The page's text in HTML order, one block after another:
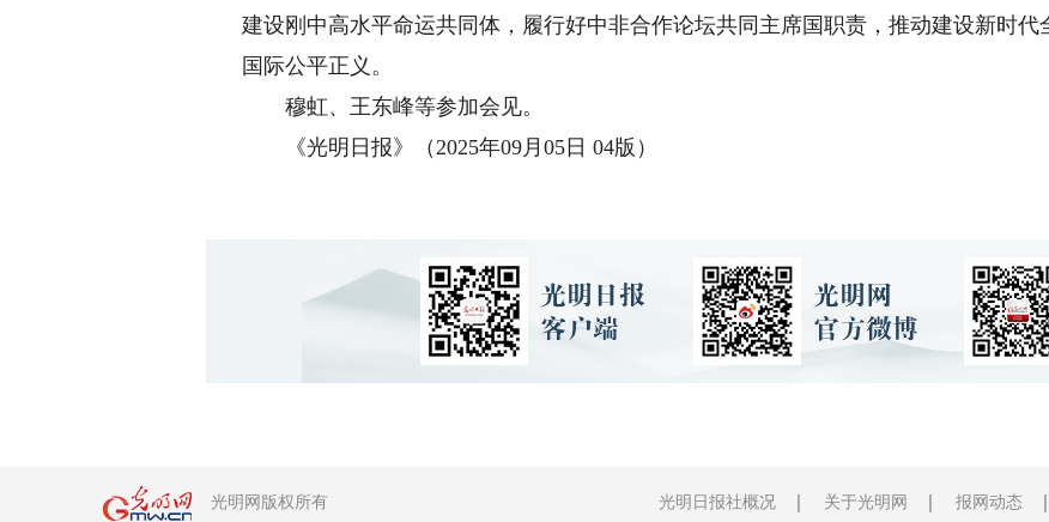
建设刚中高水平命运共同体，履行好中非合作论坛共同主席国职责，推动建设新时
国际公平正义。
穆虹、王东峰等参加会见。
《光明日报》（2025年09月05日 04版）
光明网版权所有 光明日报社概况 关于光明网 报网动态